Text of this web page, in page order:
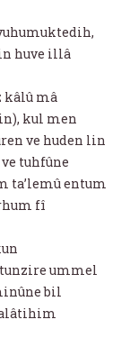
huve illâ
kâlû mâ
kul men
ve huden lin
tuhfûne
ta’lemû entum
fî
ummel
bil